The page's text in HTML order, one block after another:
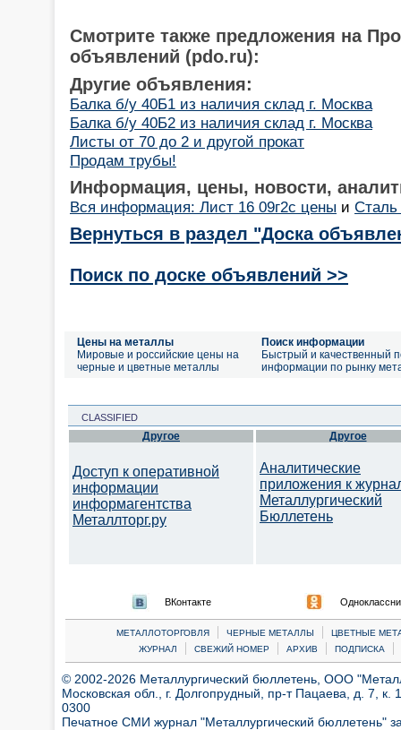
Смотрите также предложения на
объявлений (pdo.ru):
Другие объявления:
Балка б/у 40Б1 из наличия склад г. Москва
Балка б/у 40Б2 из наличия склад г. Москва
Листы от 70 до 2 и другой прокат
Продам трубы!
Информация, цены, новости,
Вся информация: Лист 16 09г2с цены и Сталь
Вернуться в раздел "Доска
Поиск по доске объявлений >>
Цены на металлы
Мировые и российские цены на
черные и цветные металлы
Поиск информации
Быстрый и качественный
информации по рынку
CLASSIFIED
Другое
Доступ к оперативной
информации
информагентства
Металлторг.ру
Другое
Аналитические
приложения к
Металлургический
Бюллетень
ВКонтакте
МЕТАЛЛОТОРГОВЛЯ | ЧЕРНЫЕ МЕТАЛЛЫ |
ЦВЕТНЫЕ
ЖУРНАЛ
| СВЕЖИЙ НОМЕР | АРХИВ | ПОДПИСКА |
© 2002-2026 Металлургический бюллетень, ООО
Московская обл., г. Долгопрудный, пр-т Пацаева, д. 7,
0300
Печатное СМИ журнал "Металлургический бюллетень"